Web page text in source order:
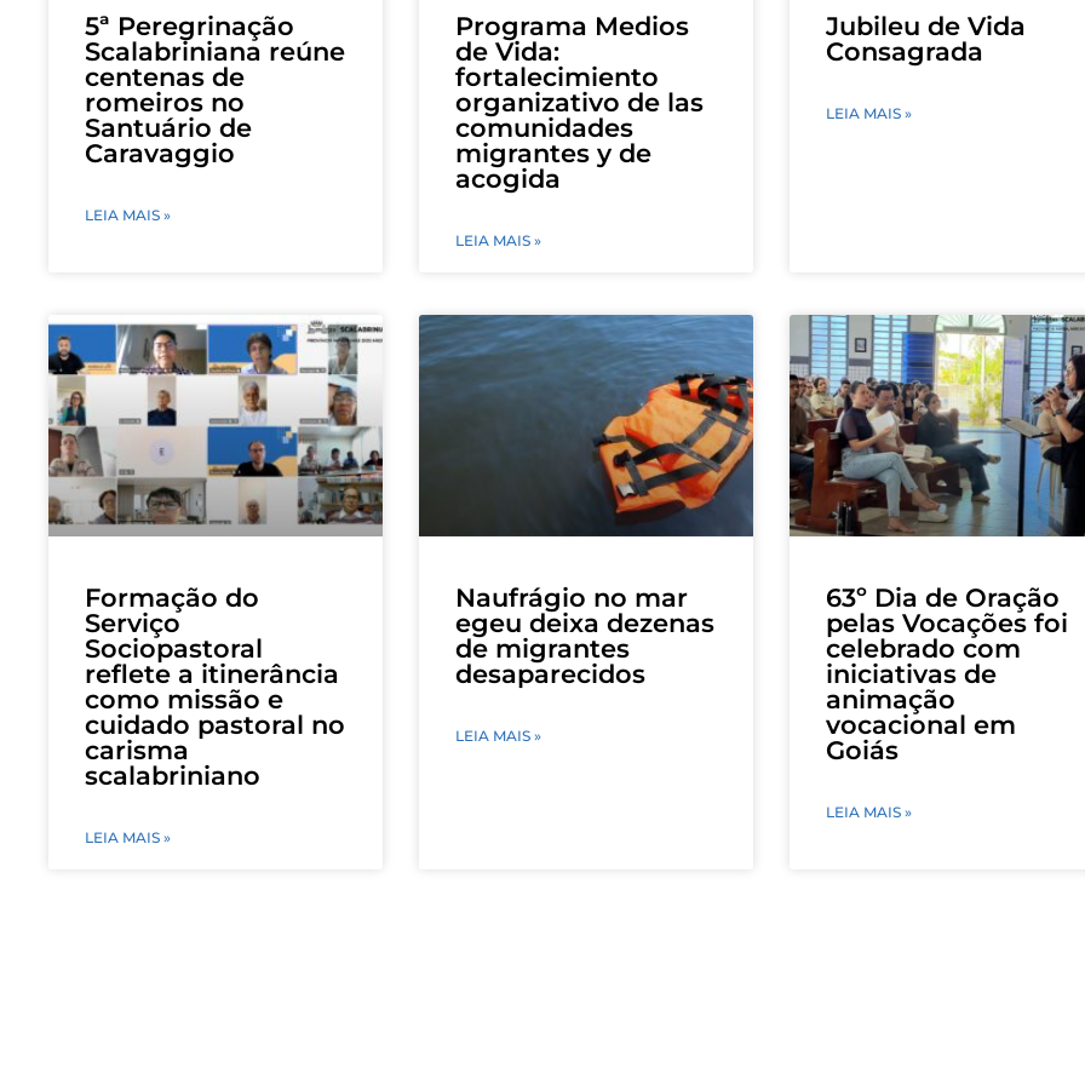
5ª Peregrinação
Scalabriniana reúne
centenas de
romeiros no
Santuário de
Caravaggio
LEIA MAIS »
Programa Medios
de Vida:
fortalecimiento
organizativo de las
comunidades
migrantes y de
acogida
LEIA MAIS »
Jubileu de Vida
Consagrada
LEIA MAIS »
Formação do
Serviço
Sociopastoral
reflete a itinerância
como missão e
cuidado pastoral no
carisma
scalabriniano
LEIA MAIS »
Naufrágio no mar
egeu deixa dezenas
de migrantes
desaparecidos
LEIA MAIS »
63º Dia de Oração
pelas Vocações foi
celebrado com
iniciativas de
animação
vocacional em
Goiás
LEIA MAIS »